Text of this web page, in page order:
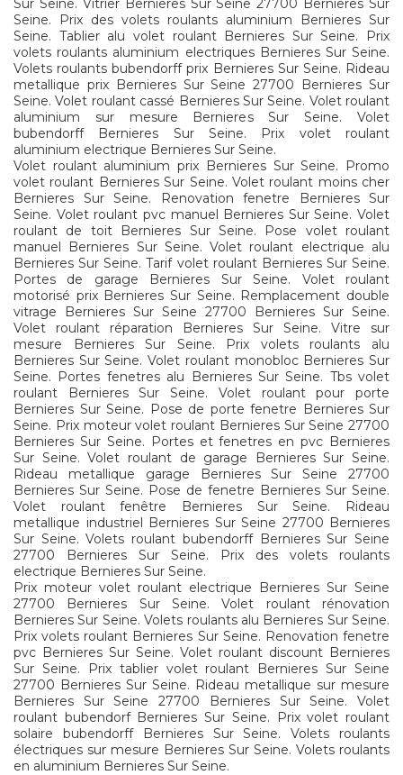
Sur Seine. Vitrier Bernieres Sur Seine 27700 Bernieres Sur
Seine. Prix des volets roulants aluminium Bernieres Sur
Seine. Tablier alu volet roulant Bernieres Sur Seine. Prix
volets roulants aluminium electriques Bernieres Sur Seine.
Volets roulants bubendorff prix Bernieres Sur Seine. Rideau
metallique prix Bernieres Sur Seine 27700 Bernieres Sur
Seine. Volet roulant cassé Bernieres Sur Seine. Volet roulant
aluminium sur mesure Bernieres Sur Seine. Volet
bubendorff Bernieres Sur Seine. Prix volet roulant
aluminium electrique Bernieres Sur Seine.
Volet roulant aluminium prix Bernieres Sur Seine. Promo
volet roulant Bernieres Sur Seine. Volet roulant moins cher
Bernieres Sur Seine. Renovation fenetre Bernieres Sur
Seine. Volet roulant pvc manuel Bernieres Sur Seine. Volet
roulant de toit Bernieres Sur Seine. Pose volet roulant
manuel Bernieres Sur Seine. Volet roulant electrique alu
Bernieres Sur Seine. Tarif volet roulant Bernieres Sur Seine.
Portes de garage Bernieres Sur Seine. Volet roulant
motorisé prix Bernieres Sur Seine. Remplacement double
vitrage Bernieres Sur Seine 27700 Bernieres Sur Seine.
Volet roulant réparation Bernieres Sur Seine. Vitre sur
mesure Bernieres Sur Seine. Prix volets roulants alu
Bernieres Sur Seine. Volet roulant monobloc Bernieres Sur
Seine. Portes fenetres alu Bernieres Sur Seine. Tbs volet
roulant Bernieres Sur Seine. Volet roulant pour porte
Bernieres Sur Seine. Pose de porte fenetre Bernieres Sur
Seine. Prix moteur volet roulant Bernieres Sur Seine 27700
Bernieres Sur Seine. Portes et fenetres en pvc Bernieres
Sur Seine. Volet roulant de garage Bernieres Sur Seine.
Rideau metallique garage Bernieres Sur Seine 27700
Bernieres Sur Seine. Pose de fenetre Bernieres Sur Seine.
Volet roulant fenêtre Bernieres Sur Seine. Rideau
metallique industriel Bernieres Sur Seine 27700 Bernieres
Sur Seine. Volets roulant bubendorff Bernieres Sur Seine
27700 Bernieres Sur Seine. Prix des volets roulants
electrique Bernieres Sur Seine.
Prix moteur volet roulant electrique Bernieres Sur Seine
27700 Bernieres Sur Seine. Volet roulant rénovation
Bernieres Sur Seine. Volets roulants alu Bernieres Sur Seine.
Prix volets roulant Bernieres Sur Seine. Renovation fenetre
pvc Bernieres Sur Seine. Volet roulant discount Bernieres
Sur Seine. Prix tablier volet roulant Bernieres Sur Seine
27700 Bernieres Sur Seine. Rideau metallique sur mesure
Bernieres Sur Seine 27700 Bernieres Sur Seine. Volet
roulant bubendorf Bernieres Sur Seine. Prix volet roulant
solaire bubendorff Bernieres Sur Seine. Volets roulants
électriques sur mesure Bernieres Sur Seine. Volets roulants
en aluminium Bernieres Sur Seine.